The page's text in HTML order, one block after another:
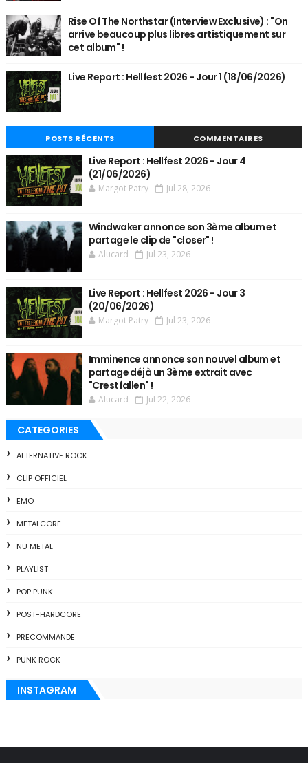
Rise Of The Northstar (Interview Exclusive) : "On
arrive beaucoup plus libres artistiquement sur
cet album" !
Live Report : Hellfest 2026 - Jour 1 (18/06/2026)
POSTS RÉCENTS COMMENTAIRES
Live Report : Hellfest 2026 - Jour 4
(21/06/2026)
Margot Patry Jul 28, 2026
Windwaker annonce son 3ème album et
partage le clip de "closer" !
Alucard Jul 23, 2026
Live Report : Hellfest 2026 - Jour 3
(20/06/2026)
Margot Patry Jul 23, 2026
Imminence annonce son nouvel album et
partage déjà un 3ème extrait avec
"Crestfallen" !
Alucard Jul 22, 2026
CATEGORIES
ALTERNATIVE ROCK
CLIP OFFICIEL
EMO
METALCORE
NU METAL
PLAYLIST
POP PUNK
POST-HARDCORE
PRECOMMANDE
PUNK ROCK
INSTAGRAM